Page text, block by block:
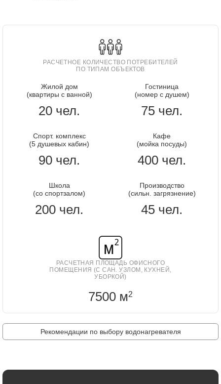
РАСЧЕТНОЕ КОЛИЧЕСТВО ПОТРЕБИТЕЛЕЙ
ПО ТИПАМ ОБЪЕКТОВ
Жилой дом
(квартиры с ванной)
20 чел.
Гостиница
(номер с душем)
75 чел.
Спорт. комплекс
(5 душевых кабин)
90 чел.
Кафе
(мойка посуды)
400 чел.
Школа
(со спортзалом)
200 чел.
Производство
(сильн. загрязнение)
45 чел.
РАСЧЕТНАЯ ПЛОЩАДЬ ОФИСНОГО
ПОМЕЩЕНИЯ (С САН. УЗЛОМ, КУХНЕЙ,
УБОРКОЙ)
7500 м2
Рекомендации по выбору водонагревателя